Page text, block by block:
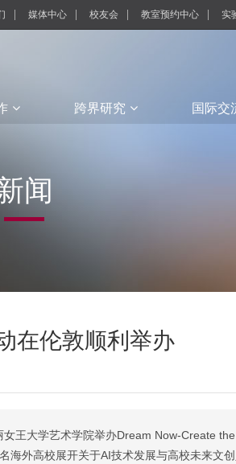
媒体中心 校友会 教室预约中心 实
跨界研究 国际交
闻
在伦敦顺利举办
王大学艺术学院举办Dream Now-Create the
海外高校展开关于AI技术发展与高校未来文创